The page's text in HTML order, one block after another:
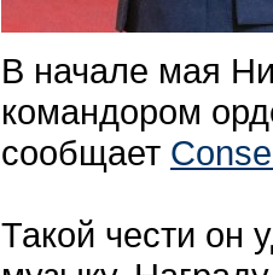
В начале мая
командором
сообщает
Такой чести он